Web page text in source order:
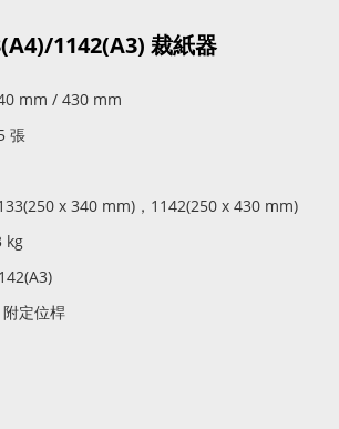
1142(A3) 裁紙器
mm / 430 mm
張
x 340 mm)，1142(250 x 430 mm)
kg
定位桿